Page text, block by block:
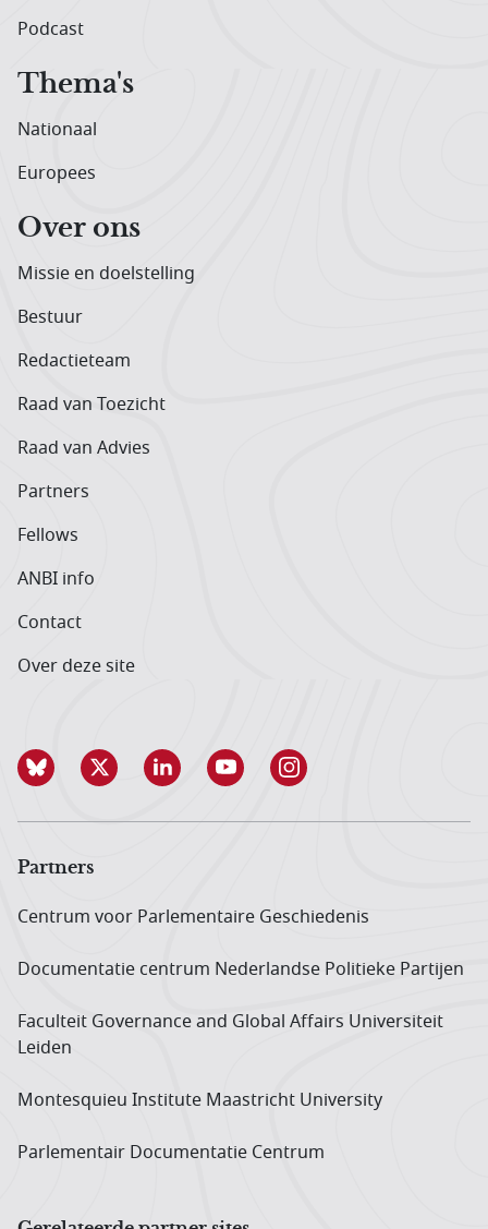
Podcast
Thema's
Nationaal
Europees
Over ons
Missie en doelstelling
Bestuur
Redactieteam
Raad van Toezicht
Raad van Advies
Partners
Fellows
ANBI info
Contact
Over deze site
Partners
Centrum voor Parlementaire Geschiedenis
Documentatie centrum Neder­landse Politieke Partijen
Faculteit Governance and Global Affairs Universiteit
Leiden
Montesquieu Institute Maastricht University
Parlementair Documentatie Centrum